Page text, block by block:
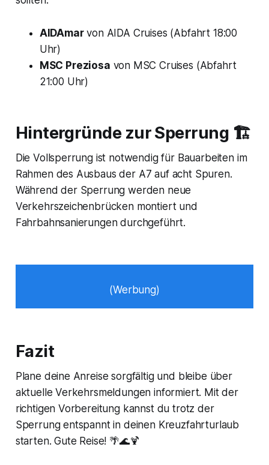
AIDAmarvon AIDA Cruises (Abfahrt 18:00
Uhr)
MSC Preziosa von MSC Cruises (Abfahrt
21:00 Uhr)
Hintergründe zur Sperrung 🏗️
Die Vollsperrung ist notwendig für Bauarbeiten im
Rahmen des Ausbaus der A7 auf acht Spuren.
Während der Sperrung werden neue
Verkehrszeichenbrücken montiert und
Fahrbahnsanierungen durchgeführt.
(Werbung)
Fazit
Plane deine Anreise sorgfältig und bleibe über
aktuelle Verkehrsmeldungen informiert. Mit der
richtigen Vorbereitung kannst du trotz der
Sperrung entspannt in deinen Kreuzfahrturlaub
starten. Gute Reise! 🌴🌊🍹